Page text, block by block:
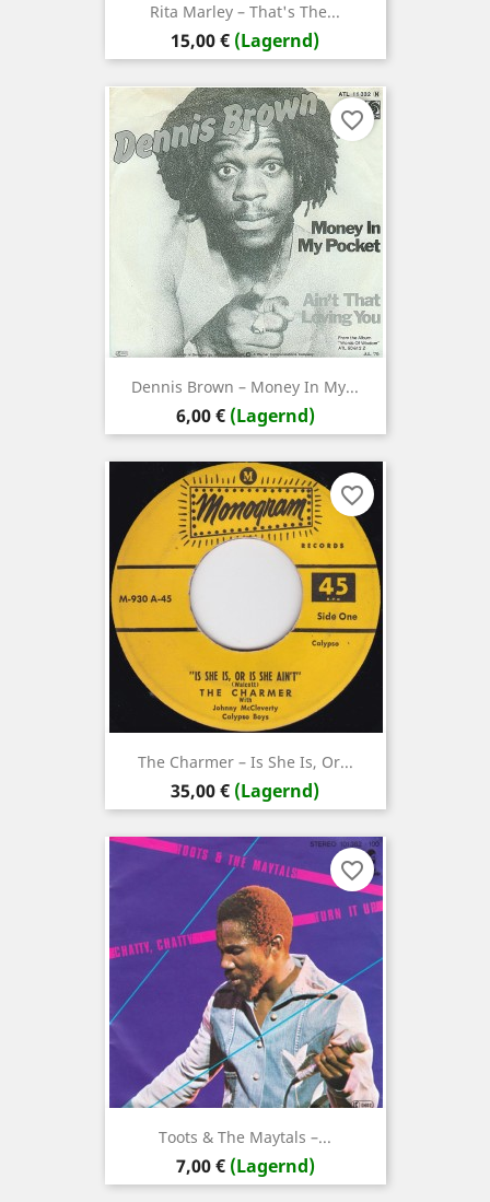
Rita Marley – That's The...
Preis
15,00 € (Lagernd)
Dennis Brown – Money In My...
Preis
6,00 € (Lagernd)
favorite_border
The Charmer – Is She Is, Or...
Preis
35,00 € (Lagernd)
favorite_border
Toots & The Maytals –...
Preis
7,00 € (Lagernd)
favorite_border